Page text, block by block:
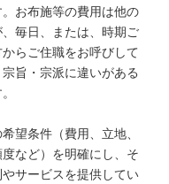
お布施等の費用は他の
毎日、または、時期ご
らご住職をお呼びして
旨・宗派に違いがある
望条件（費用、立地、
など）を明確にし、そ
サービスを提供してい